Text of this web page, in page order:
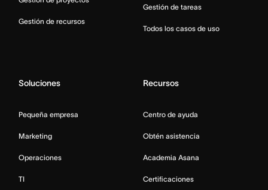
Gestión de recursos
Gestión de tareas
Todos los casos de uso
Soluciones
Pequeña empresa
Marketing
Operaciones
TI
Recursos
Centro de ayuda
Obtén asistencia
Academia Asana
Certificaciones